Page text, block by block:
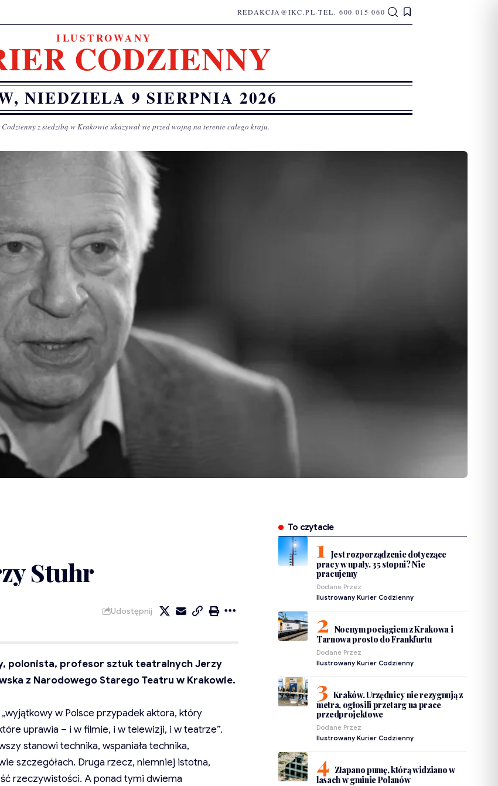
REDAKCJA@IKC.PL·TEL. 600 015 060
ILUSTROWANY
CODZIENNY
NIEDZIELA 9 SIERPNIA 2026
z siedzibą w Krakowie ukazywał się przed wojną na terenie całego kraju.
Stuhr
Udostępnij
polonista, profesor sztuk teatralnych Jerzy
z Narodowego Starego Teatru w Krakowie.
w Polsce przypadek aktora, który
uprawia – i w filmie, i w telewizji, i w teatrze”.
stanowi technika, wspaniała technika,
szczegółach. Druga rzecz, niemniej istotna,
rzeczywistości. A ponad tymi dwiema
To czytacie
Jest rozporządzenie dotyczące
pracy w upały. 35 stopni? Nie
pracujemy
Dodane Przez
Ilustrowany Kurier Codzienny
Nocnym pociągiem z Krakowa i
Tarnowa prosto do Frankfurtu
Dodane Przez
Ilustrowany Kurier Codzienny
Kraków. Urzędnicy nie rezygnują z
metra, ogłosili przetarg na prace
przedprojektowe
Dodane Przez
Ilustrowany Kurier Codzienny
Złapano pumę, którą widziano w
lasach w gminie Polanów